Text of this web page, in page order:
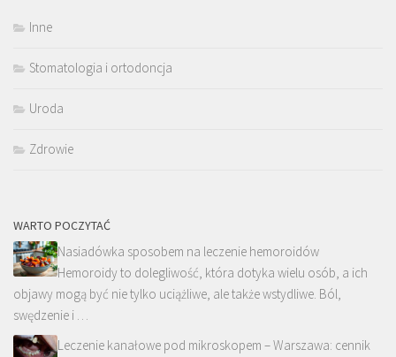
Inne
Stomatologia i ortodoncja
Uroda
Zdrowie
WARTO POCZYTAĆ
Nasiadówka sposobem na leczenie hemoroidów
Hemoroidy to dolegliwość, która dotyka wielu osób, a ich
objawy mogą być nie tylko uciążliwe, ale także wstydliwe. Ból,
swędzenie i …
Leczenie kanałowe pod mikroskopem – Warszawa: cennik